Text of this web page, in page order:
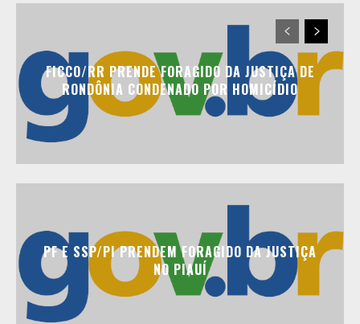
FICCO/RR PRENDE FORAGIDO DA JUSTIÇA DE
RONDÔNIA CONDENADO POR HOMICÍDIO
PF E SSP/PI PRENDEM FORAGIDO DA JUSTIÇA
NO PIAUÍ